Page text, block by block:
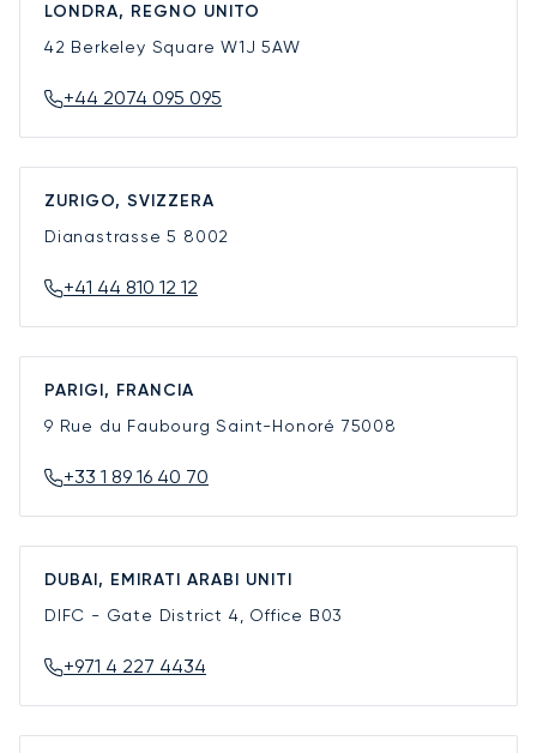
LONDRA, REGNO UNITO
42 Berkeley SquareW1J 5AW
+44 2074 095 095
ZURIGO, SVIZZERA
Dianastrasse 5 8002
+41 44 810 12 12
PARIGI, FRANCIA
9 Rue du Faubourg Saint-Honoré 75008
+33 1 89 16 40 70
DUBAI, EMIRATI ARABI UNITI
DIFC - Gate District 4, Office B03
+971 4 227 4434